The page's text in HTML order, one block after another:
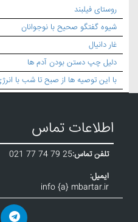
روستای فیلبند
شیوه گفتگو صحیح با نوجوانان
غار دانیال
دلیل چپ دستن بودن آدم ها
با این توصیه ها از صبح تا شب با
اطلاعات تماس
تلفن تماس:021 77 74 79 25
ایمیل:
info {a} mbartar.ir